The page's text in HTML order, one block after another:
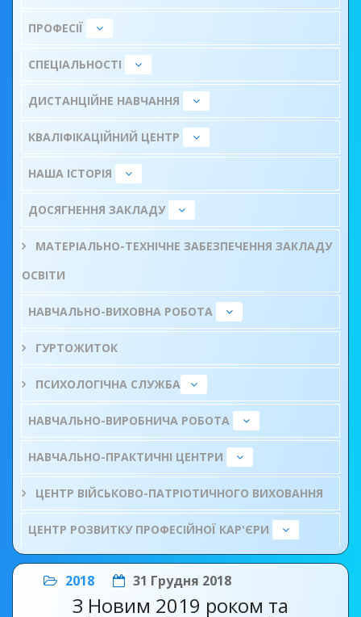
ПРОФЕСІЇ
СПЕЦІАЛЬНОСТІ
ДИСТАНЦІЙНЕ НАВЧАННЯ
КВАЛІФІКАЦІЙНИЙ ЦЕНТР
НАША ІСТОРІЯ
ДОСЯГНЕННЯ ЗАКЛАДУ
МАТЕРІАЛЬНО-ТЕХНІЧНЕ ЗАБЕЗПЕЧЕННЯ ЗАКЛАДУ
ОСВІТИ
НАВЧАЛЬНО-ВИХОВНА РОБОТА
ГУРТОЖИТОК
ПСИХОЛОГІЧНА СЛУЖБА
НАВЧАЛЬНО-ВИРОБНИЧА РОБОТА
НАВЧАЛЬНО-ПРАКТИЧНІ ЦЕНТРИ
ЦЕНТР ВІЙСЬКОВО-ПАТРІОТИЧНОГО ВИХОВАННЯ
ЦЕНТР РОЗВИТКУ ПРОФЕСІЙНОЇ КАР'ЄРИ
2018 31 Грудня 2018
З Новим 2019 роком та